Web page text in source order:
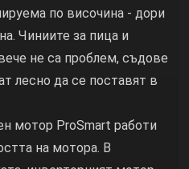
по височина - дори
Чиниите за пица и
не са проблем, съдове
лесно да се поставят в
мотор ProSmart работи
на мотора. В